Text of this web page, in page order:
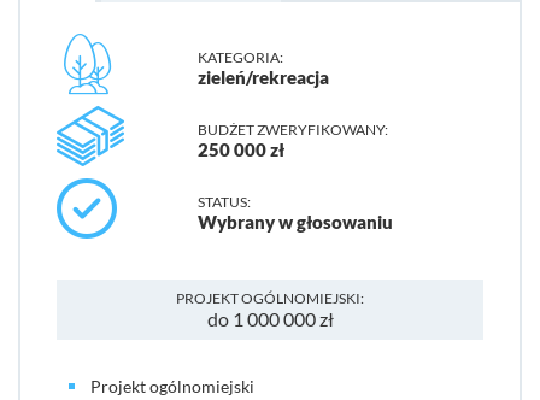
KATEGORIA:
zieleń/rekreacja
BUDŻET ZWERYFIKOWANY:
250 000 zł
STATUS:
Wybrany w głosowaniu
PROJEKT OGÓLNOMIEJSKI:
do 1 000 000 zł
Projekt ogólnomiejski